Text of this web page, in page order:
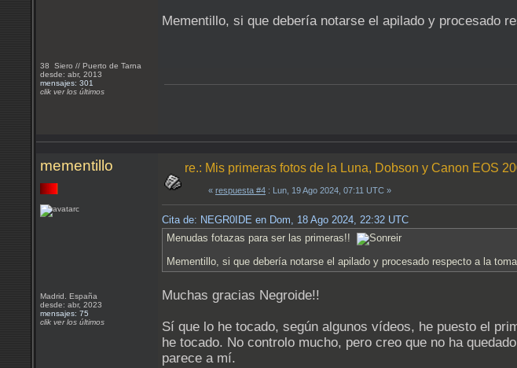
38 Siero // Puerto de Tarna
desde: abr, 2013
mensajes: 301
clik ver los últimos
Mementillo, si que debería notarse el apilado y procesado
mementillo
Madrid. España
desde: abr, 2023
mensajes: 75
clik ver los últimos
re.: Mis primeras fotos de la Luna, Dobson y Canon EOS
« respuesta #4 : Lun, 19 Ago 2024, 07:11 UTC »
Cita de: NEGR0IDE en Dom, 18 Ago 2024, 22:32 UTC
Menudas fotazas para ser las primeras!!
Mementillo, si que debería notarse el apilado y procesado respecto a la
Muchas gracias Negroide!!
Sí que lo he tocado, según algunos vídeos, he puesto el
he tocado. No controlo mucho, pero creo que no ha
parece a mí.